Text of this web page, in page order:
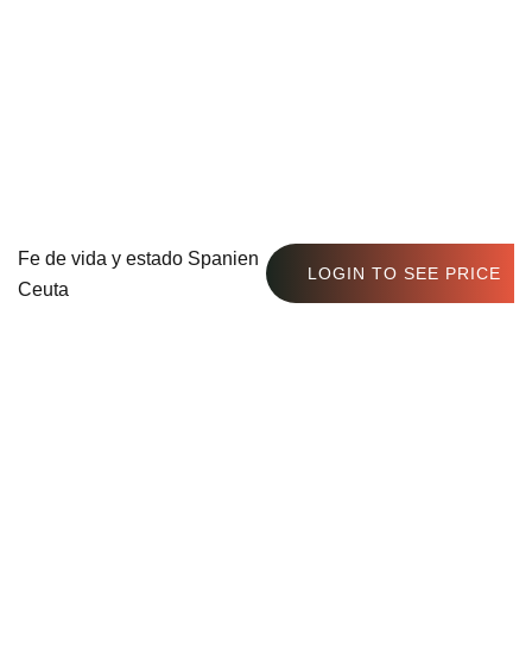
Fe de vida y estado Spanien
Ceuta
LOGIN TO SEE PRICE